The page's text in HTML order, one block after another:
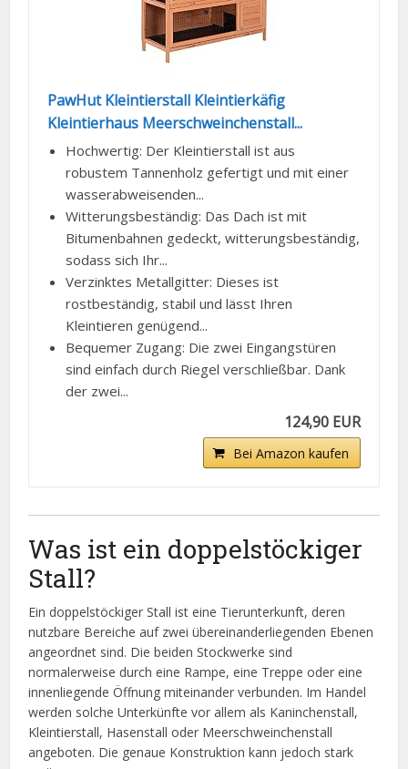
PawHut Kleintierstall Kleintierkäfig
Kleintierhaus Meerschweinchenstall...
Hochwertig: Der Kleintierstall ist aus
robustem Tannenholz gefertigt und mit einer
wasserabweisenden...
Witterungsbeständig: Das Dach ist mit
Bitumenbahnen gedeckt, witterungsbeständig,
sodass sich Ihr...
Verzinktes Metallgitter: Dieses ist
rostbeständig, stabil und lässt Ihren
Kleintieren genügend...
Bequemer Zugang: Die zwei Eingangstüren
sind einfach durch Riegel verschließbar. Dank
der zwei...
124,90 EUR
Bei Amazon kaufen
Was ist ein doppelstöckiger
Stall?
Ein doppelstöckiger Stall ist eine Tierunterkunft, deren
nutzbare Bereiche auf zwei übereinanderliegenden Ebenen
angeordnet sind. Die beiden Stockwerke sind
normalerweise durch eine Rampe, eine Treppe oder eine
innenliegende Öffnung miteinander verbunden. Im Handel
werden solche Unterkünfte vor allem als Kaninchenstall,
Kleintierstall, Hasenstall oder Meerschweinchenstall
angeboten. Die genaue Konstruktion kann jedoch stark